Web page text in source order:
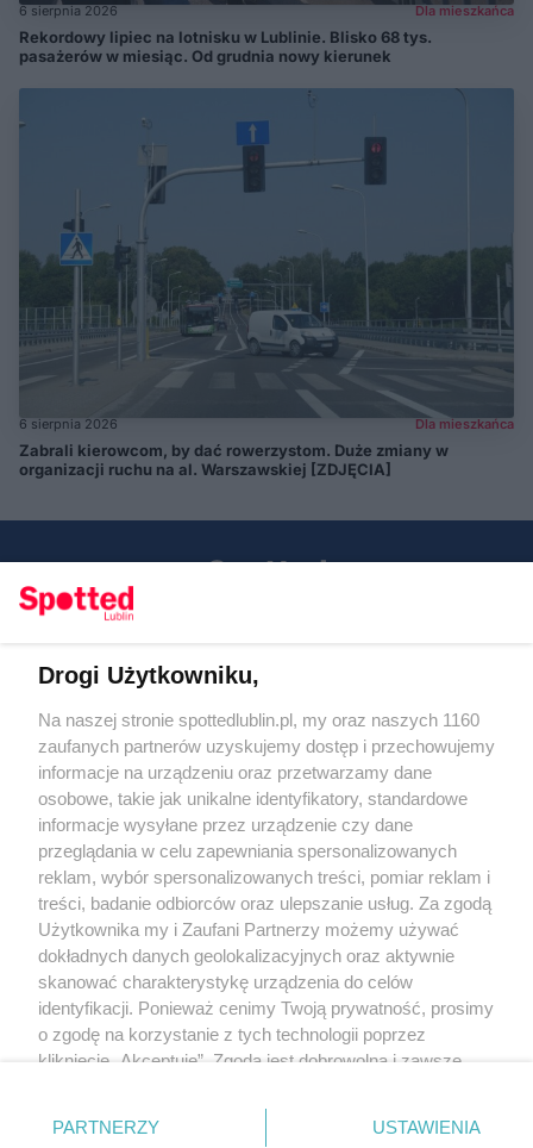
6 sierpnia 2026 Dla mieszkańca
Rekordowy lipiec na lotnisku w Lublinie. Blisko 68 tys.
pasażerów w miesiąc. Od grudnia nowy kierunek
6 sierpnia 2026 Dla mieszkańca
Zabrali kierowcom, by dać rowerzystom. Duże zmiany w
organizacji ruchu na al. Warszawskiej [ZDJĘCIA]
KATEGORIE
OGŁOSZENIA
WYDARZENIA
NA SKRÓTY
Regulamin
Polityka prywatności
RODO
Warunki korzystania z treści
Drogi Użytkowniku,
Na naszej stronie spottedlublin.pl, my oraz naszych 1160
zaufanych partnerów uzyskujemy dostęp i przechowujemy
informacje na urządzeniu oraz przetwarzamy dane
osobowe, takie jak unikalne identyfikatory, standardowe
informacje wysyłane przez urządzenie czy dane
przeglądania w celu zapewniania spersonalizowanych
reklam, wybór spersonalizowanych treści, pomiar reklam i
treści, badanie odbiorców oraz ulepszanie usług. Za zgodą
Użytkownika my i Zaufani Partnerzy możemy używać
dokładnych danych geolokalizacyjnych oraz aktywnie
skanować charakterystykę urządzenia do celów
identyfikacji. Ponieważ cenimy Twoją prywatność, prosimy
o zgodę na korzystanie z tych technologii poprzez
kliknięcie „Akceptuję”. Zgoda jest dobrowolna i zawsze
prywatności znajdujący się w lewym dolnym rogu strony
. Niektóre rodzaje przetwarzania danych nie wymagają
PARTNERZY USTAWIENIA